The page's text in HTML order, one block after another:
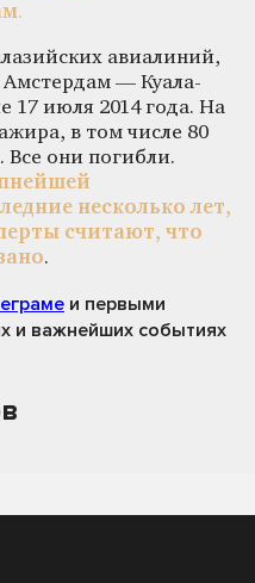
.
авиалиний,
— Куала-
17 июля 2014 года. На
в том числе 80
Все они погибли.
несколько лет,
считают, что
.
и первыми
и важнейших событиях